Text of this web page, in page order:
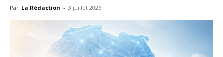
Par La Rédaction - 3 juillet 2026